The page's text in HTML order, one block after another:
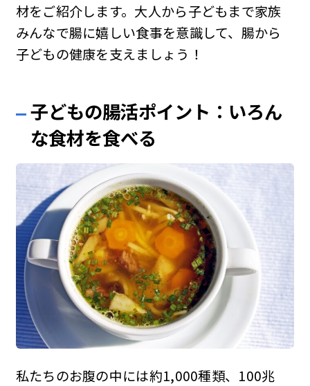
材をご紹介します。大人から子どもまで家族
みんなで腸に嬉しい食事を意識して、腸から
子どもの健康を支えましょう！
子どもの腸活ポイント：いろん
な食材を食べる
私たちのお腹の中には約1,000種類、100兆